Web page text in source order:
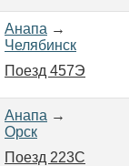
Анапа →
Челябинск
Поезд 457Э
Анапа →
Орск
Поезд 223С